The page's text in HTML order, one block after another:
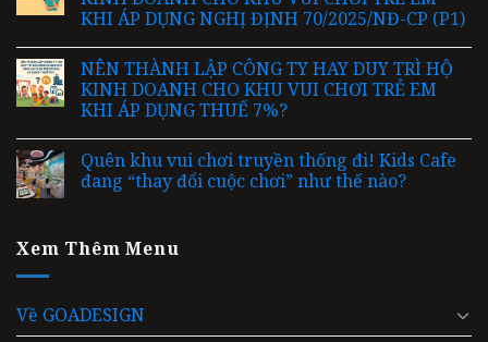
KHI ÁP DỤNG NGHỊ ĐỊNH 70/2025/NĐ-CP (P1)
NÊN THÀNH LẬP CÔNG TY HAY DUY TRÌ HỘ
KINH DOANH CHO KHU VUI CHƠI TRẺ EM
KHI ÁP DỤNG THUẾ 7%?
Quên khu vui chơi truyền thống đi! Kids Cafe
đang “thay đổi cuộc chơi” như thế nào?
Xem Thêm Menu
Về GOADESIGN